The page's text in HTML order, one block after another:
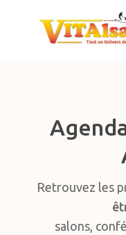
Retrouvez les
salons,